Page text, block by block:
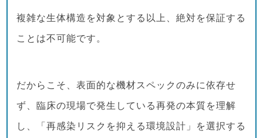
複雑な生体構造を対象とする以上、絶対を保証する
ことは不可能です。
だからこそ、表面的な機材スペックのみに依存せ
ず、臨床の現場で発生している再発の本質を理解
し、「再感染リスクを抑える環境設計」を選択する